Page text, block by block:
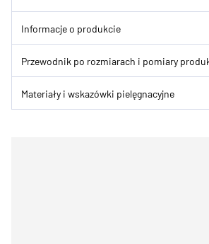
Informacje o produkcie
Przewodnik po rozmiarach i pomiary
Materiały i wskazówki pielęgnacyjne